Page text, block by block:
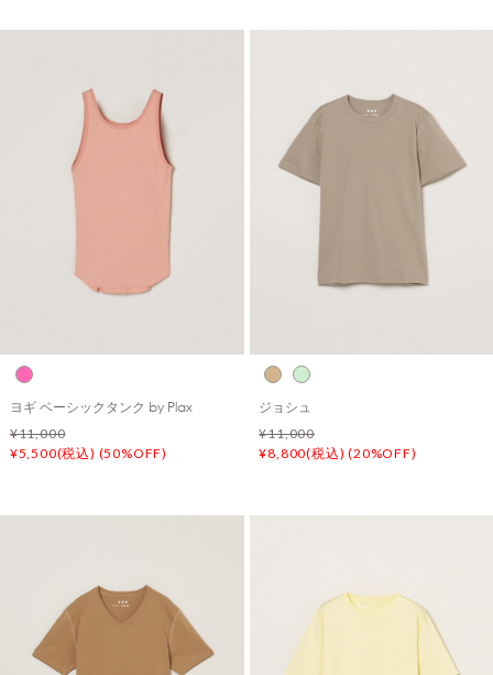
ヨギ ベーシックタンク by Plax
¥11,000
¥5,500(税込) (50%OFF)
ジョシュ
¥11,000
¥8,800(税込) (20%OFF)